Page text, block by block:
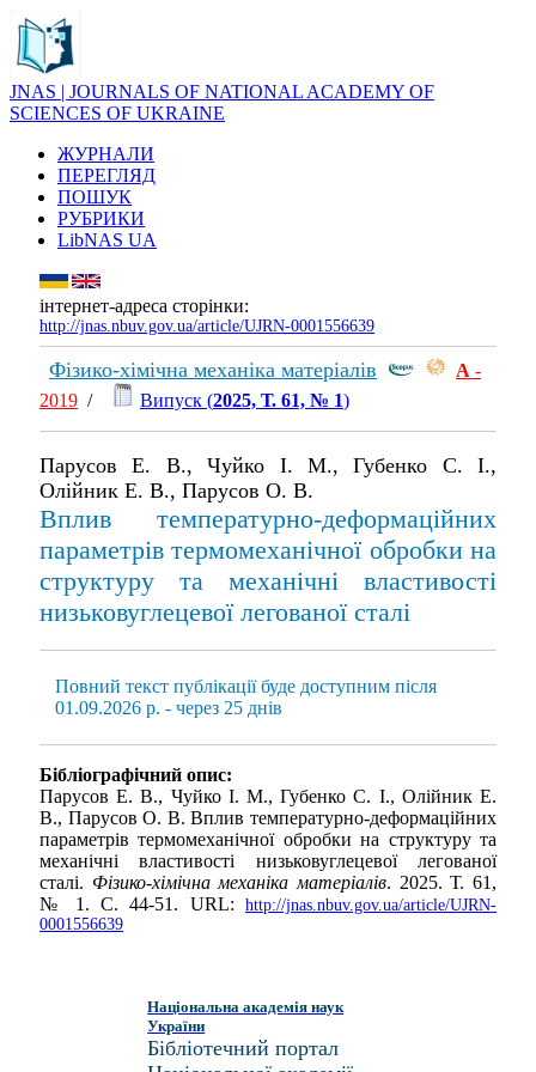
JNAS | JOURNALS OF NATIONAL ACADEMY OF
SCIENCES OF UKRAINE
ЖУРНАЛИ
ПЕРЕГЛЯД
ПОШУК
РУБРИКИ
LibNAS UA
інтернет-адреса сторінки:
http://jnas.nbuv.gov.ua/article/UJRN-0001556639
Фізико-хімічна механіка матеріалів А -
2019 / Випуск (2025, Т. 61, № 1)
Парусов Е. В., Чуйко І. М., Губенко С. І.,
Олійник Е. В., Парусов О. В.
Вплив температурно-деформаційних
параметрів термомеханічної обробки на
структуру та механічні властивості
низьковуглецевої легованої сталі
Повний текст публікації буде доступним після
01.09.2026 р. - через 25 днів
Бібліографічний опис:
Парусов Е. В., Чуйко І. М., Губенко С. І., Олійник Е.
В., Парусов О. В. Вплив температурно-деформаційних
параметрів термомеханічної обробки на структуру та
механічні властивості низьковуглецевої легованої
сталі. Фізико-хімічна механіка матеріалів. 2025. Т. 61,
№ 1. С. 44-51. URL: http://jnas.nbuv.gov.ua/article/UJRN-
0001556639
Національна академія наук
України
Бібліотечний портал